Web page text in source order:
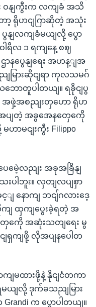
း ဝနျကွီးက လကျခံ အသိ
ာ့ ရိုဟငျဂြာဆိုတဲ့ အသုံး
နျလကျခံမယျလို့ ပွော
ဝါရီလ ၁ ရကျနေ့ စဈ
နပွေနျရေး အဟန့ျအ
ြားဆိုငျရာ ကုလသမဂ်
ဘောတူပါတယျ။ ရခိုငျပွ
အဖှဲ့အစညျးတှဟော ရိုဟ
လိုအပျတဲ့ အခွအေနတှေကေို
ာမငျးကွီး Filippo
မေဲ့လညျး အခုအခြိနျ
ပါဘူး။ လှတျလပျစှာ
ျ နောကျ ဘငျ်ဂလားဒေ့
ထှကျပွေးခဲ့ရတဲ့ အ
တှကေို အဆုံးသတျရေး မွ
ရှကျဖို့ လိုအပျနပေါတ
ျမထားဖို့နဲ့ နိုငျငံတကာ
ယျလို့ ဒုက်ခသညျမြား
က ပွောပါတယျ။